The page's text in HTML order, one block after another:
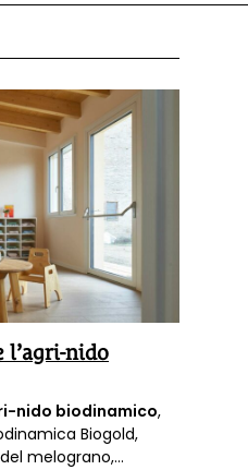
l’agri-nido
nido biodinamico,
Biogold,
melograno,